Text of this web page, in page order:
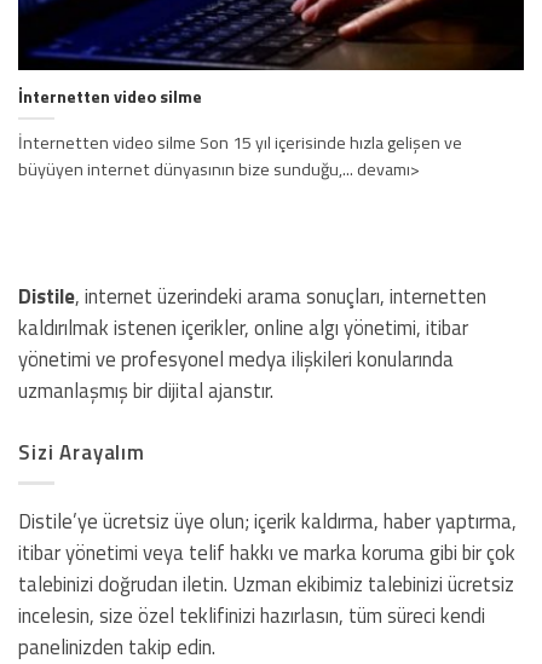
İnternetten video silme
İnternetten video silme Son 15 yıl içerisinde hızla gelişen ve
büyüyen internet dünyasının bize sunduğu,... devamı>
Distile, internet üzerindeki arama sonuçları, internetten
kaldırılmak istenen içerikler, online algı yönetimi, itibar
yönetimi ve profesyonel medya ilişkileri konularında
uzmanlaşmış bir dijital ajanstır.
Sizi Arayalım
Distile’ye ücretsiz üye olun; içerik kaldırma, haber yaptırma,
itibar yönetimi veya telif hakkı ve marka koruma gibi bir çok
talebinizi doğrudan iletin. Uzman ekibimiz talebinizi ücretsiz
incelesin, size özel teklifinizi hazırlasın, tüm süreci kendi
panelinizden takip edin.